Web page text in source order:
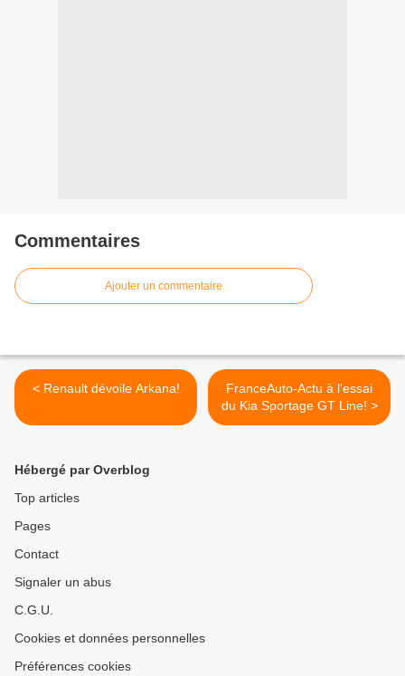
Commentaires
Ajouter un commentaire
< Renault dévoile Arkana!
FranceAuto-Actu à l'essai
du Kia Sportage GT Line! >
Hébergé par Overblog
Top articles
Pages
Contact
Signaler un abus
C.G.U.
Cookies et données personnelles
Préférences cookies